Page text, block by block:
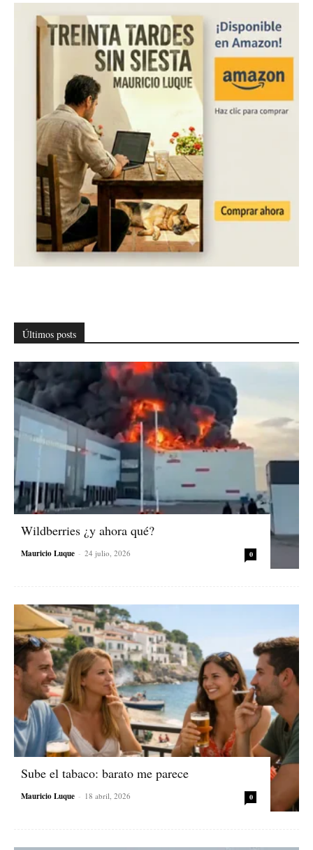
Últimos posts
Wildberries ¿y ahora qué?
Mauricio Luque - 24 julio, 2026 0
Sube el tabaco: barato me parece
Mauricio Luque - 18 abril, 2026 0